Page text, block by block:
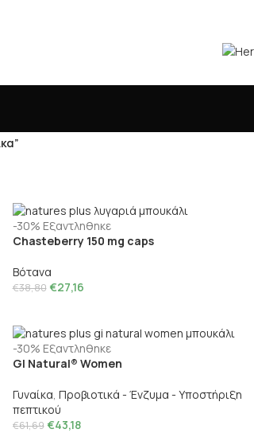
-30% Εξαντληθηκε
Chasteberry 150 mg caps
Βότανα
€38,80 €27,16
-30% Εξαντληθηκε
GI Natural® Women
Γυναίκα Προβιοτικά - Ένζυμα - Υποστήριξη
πεπτικού
€61,69 €43,18